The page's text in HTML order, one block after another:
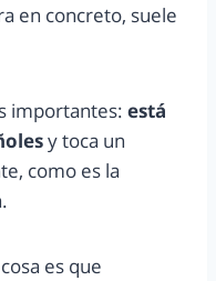
en concreto, suele
importantes: está
y toca un
como es la
es que